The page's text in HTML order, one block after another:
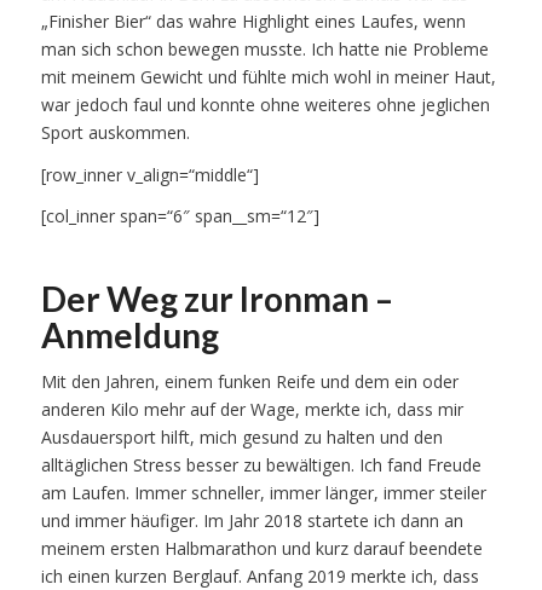
„Finisher Bier“ das wahre Highlight eines Laufes, wenn
man sich schon bewegen musste. Ich hatte nie Probleme
mit meinem Gewicht und fühlte mich wohl in meiner Haut,
war jedoch faul und konnte ohne weiteres ohne jeglichen
Sport auskommen.
[row_inner v_align=“middle“]
[col_inner span=“6″ span__sm=“12″]
Der Weg zur Ironman –
Anmeldung
Mit den Jahren, einem funken Reife und dem ein oder
anderen Kilo mehr auf der Wage, merkte ich, dass mir
Ausdauersport hilft, mich gesund zu halten und den
alltäglichen Stress besser zu bewältigen. Ich fand Freude
am Laufen. Immer schneller, immer länger, immer steiler
und immer häufiger. Im Jahr 2018 startete ich dann an
meinem ersten Halbmarathon und kurz darauf beendete
ich einen kurzen Berglauf. Anfang 2019 merkte ich, dass